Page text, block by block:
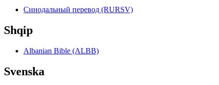
Синодальный перевод (RURSV)
Shqip
Albanian Bible (ALBB)
Svenska